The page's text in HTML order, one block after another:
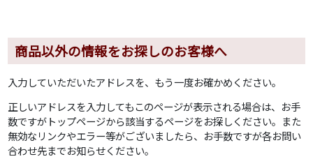
商品以外の情報をお探しのお客様へ
入力していただいたアドレスを、もう一度お確かめください。
正しいアドレスを入力してもこのページが表示される場合は、お手
数ですがトップページから該当するページをお探しください。また
無効なリンクやエラー等がございましたら、お手数ですが各お問い
合わせ先までお知らせください。